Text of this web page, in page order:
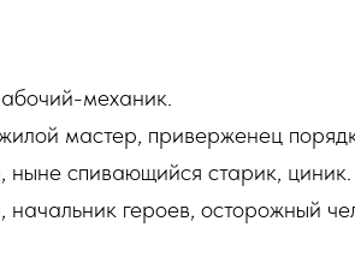
механик.
мастер, приверженец
ныне спивающийся старик, циник.
героев, осторожный